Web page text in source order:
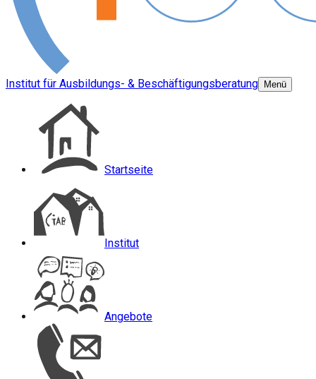
Institut für Ausbildungs- & Beschäftigungsberatung Menü
Startseite
Institut
Angebote